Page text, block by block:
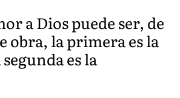
a Dios puede ser, de
obra, la primera es la
es la